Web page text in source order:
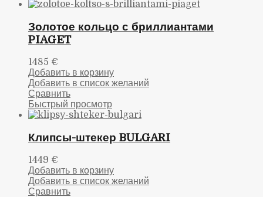
Золотое кольцо с бриллиантами
PIAGET
1485 €
Добавить в корзину
Добавить в список желаний
Сравнить
Быстрый просмотр
Клипсы-штекер BULGARI
1449 €
Добавить в корзину
Добавить в список желаний
Сравнить